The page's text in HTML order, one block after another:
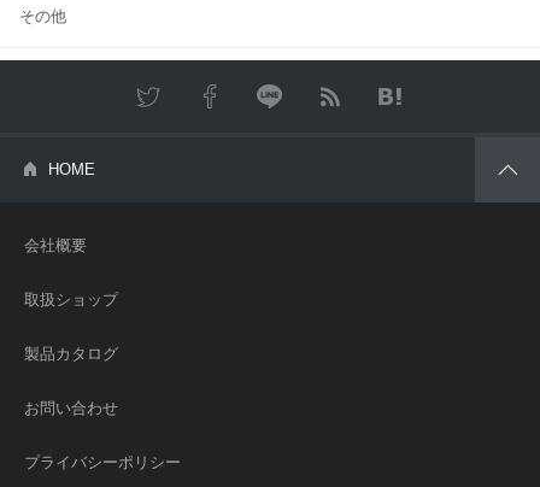
その他
HOME
会社概要
取扱ショップ
製品カタログ
お問い合わせ
プライバシーポリシー